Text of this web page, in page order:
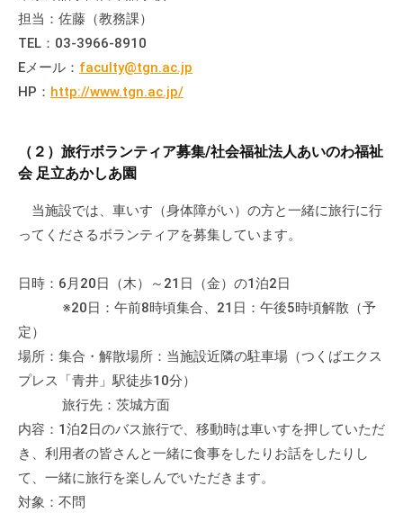
関
す
る
総
合
情
報
場
。
様
々
催
し
・
講
担当：佐藤（教務課）
TEL：03-3966-8910
Eメール： faculty@tgn.ac.jp
HP： http://www.tgn.ac.jp/
（２）旅行ボランティア募集/社会福祉法人あいのわ福祉
会 足立あかしあ園
当施設では、車いす（身体障がい）の方と一緒に旅行に行
ってくださるボランティアを募集しています。
日時：6月20日（木）～21日（金）の1泊2日
※20日：午前8時頃集合、21日：午後5時頃解散（予
定）
場所：集合・解散場所：当施設近隣の駐車場（つくばエクス
プレス「青井」駅徒歩10分）
旅行先：茨城方面
内容：1泊2日のバス旅行で、移動時は車いすを押していただ
き、利用者の皆さんと一緒に食事をしたりお話をしたりし
て、一緒に旅行を楽しんでいただきます。
対象：不問